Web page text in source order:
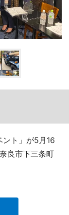
ント」が5月16
良市下三条町